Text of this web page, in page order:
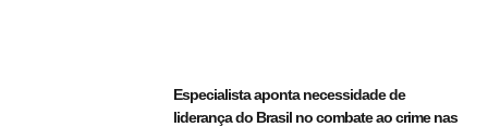
Especialista aponta necessidade de
liderança do Brasil no combate ao crime nas